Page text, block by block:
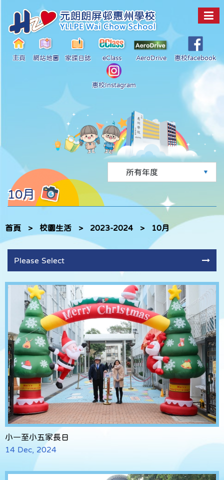
主頁 網站地圖 家課日誌 eClass AeroDrive 惠校facebook
惠校Instagram
10月
首頁 > 校園生活 > 2023-2024 > 10月
Please Select
小一至小五家長日
14 Dec, 2024